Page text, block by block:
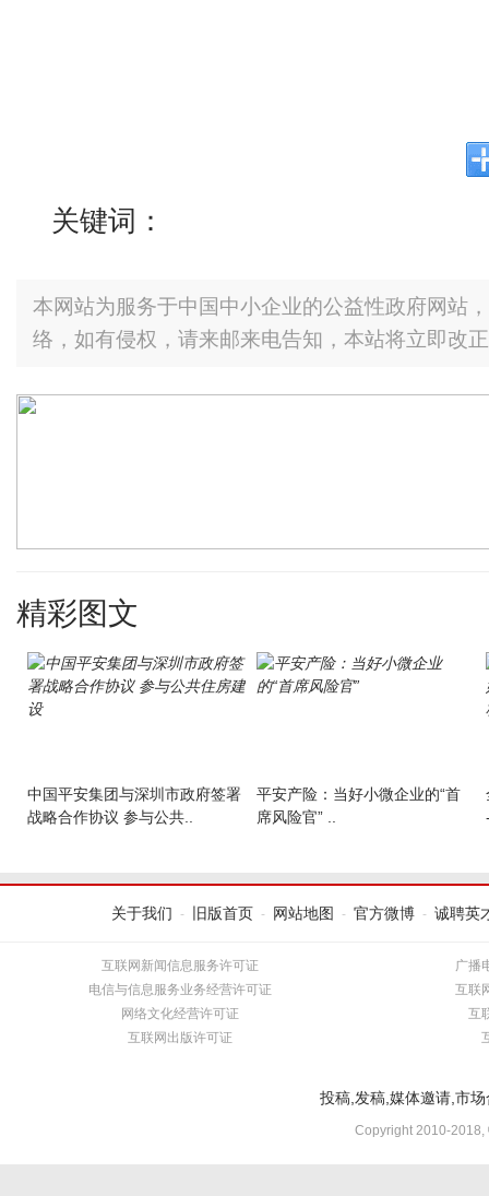
关键词：
本网站为服务于中国中小企业的公益性政府网站
络，如有侵权，请来邮来电告知，本站将立即改
精彩图文
中国平安集团与深圳市政府签署
战略合作协议 参与公共..
平安产险：当好小微企业的“首
席风险官” ..
关于我们 - 旧版首页 - 网站地图 - 官方微博 - 诚聘英
互联网新闻信息服务许可证
电信与信息服务业务经营许可证
网络文化经营许可证
互联网出版许可证
广播
互联
互
投稿,发稿,媒体邀请,市
Copyright 2010-2018,